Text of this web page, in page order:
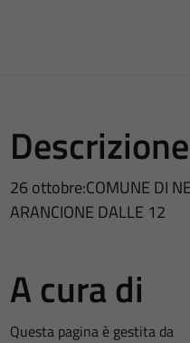
Descrizione
26 ottobre:COMUNE DI
ARANCIONE DALLE 12
A cura di
Questa pagina è gestita da